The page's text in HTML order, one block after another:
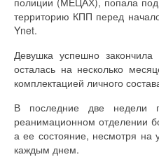
территорию КПП перед
Ynet.
Девушка успешно
осталась на несколько
комплектацией личного
В последние две недели
реанимационном отделении
а ее состояние, несмотря на
каждым днем.